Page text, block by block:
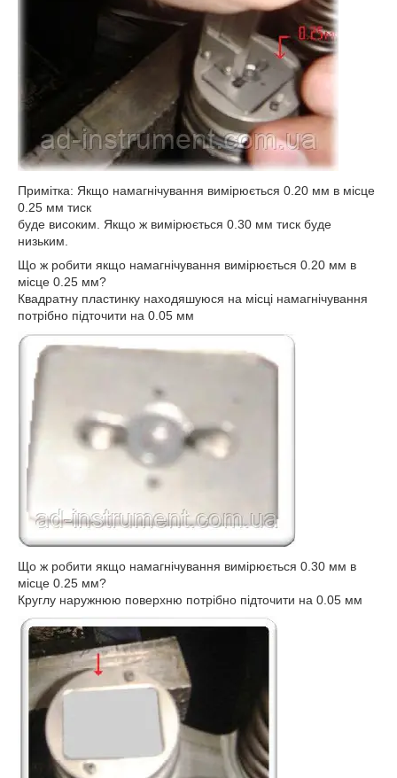
Примітка: Якщо намагнічування вимірюється 0.20 мм в місце
0.25 мм тиск
буде високим. Якщо ж вимірюється 0.30 мм тиск буде
низьким.
Що ж робити якщо намагнічування вимірюється 0.20 мм в
місце 0.25 мм?
Квадратну пластинку находяшуюся на місці намагнічування
потрібно підточити на 0.05 мм
Що ж робити якщо намагнічування вимірюється 0.30 мм в
місце 0.25 мм?
Круглу наружнюю поверхню потрібно підточити на 0.05 мм